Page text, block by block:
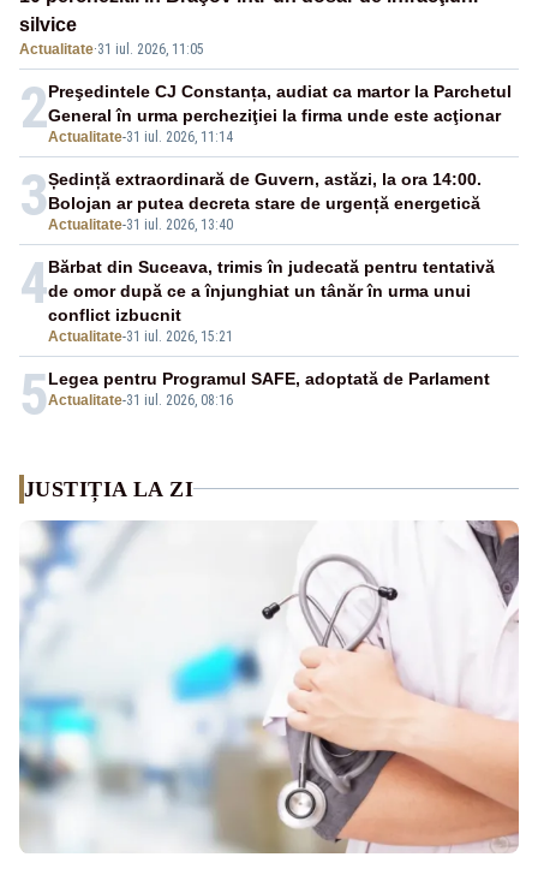
silvice
Actualitate·31 iul. 2026, 11:05
2Actualitate-31 iul. 2026, 11:14
Preşedintele CJ Constanța, audiat ca martor la Parchetul
General în urma percheziţiei la firma unde este acţionar
3Actualitate-31 iul. 2026, 13:40
Ședință extraordinară de Guvern, astăzi, la ora 14:00.
Bolojan ar putea decreta stare de urgență energetică
4
Actualitate-31 iul. 2026, 15:21
Bărbat din Suceava, trimis în judecată pentru tentativă
de omor după ce a înjunghiat un tânăr în urma unui
conflict izbucnit
5Actualitate-31 iul. 2026, 08:16
Legea pentru Programul SAFE, adoptată de Parlament
JUSTIȚIA LA ZI